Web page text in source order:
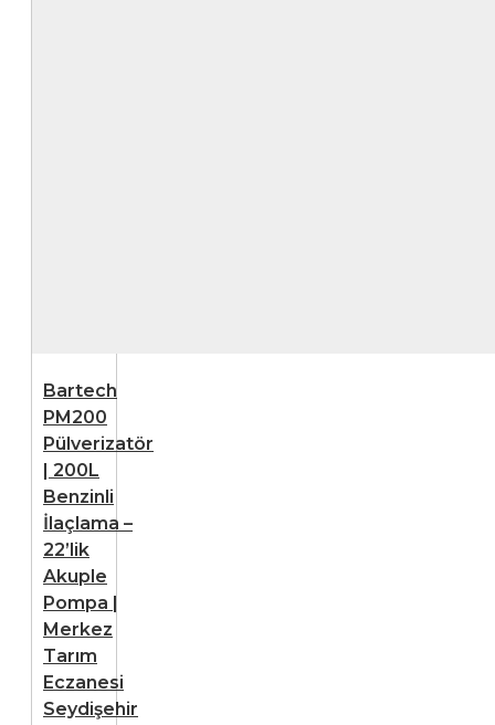
Bartech
PM200
Pülverizatör
| 200L
Benzinli
İlaçlama –
22’lik
Akuple
Pompa |
Merkez
Tarım
Eczanesi
Seydişehir